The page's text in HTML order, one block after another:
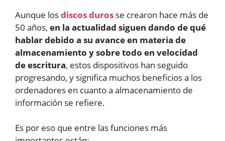
Aunque losdiscos duros se crearon hace más de
50 años, en la actualidad siguen dando de qué
hablar debido a su avance en materia de
almacenamiento y sobre todo en velocidad
de escritura, estos dispositivos han seguido
progresando, y significa muchos beneficios a los
ordenadores en cuanto a almacenamiento de
información se refiere.
Es por eso que entre las funciones más